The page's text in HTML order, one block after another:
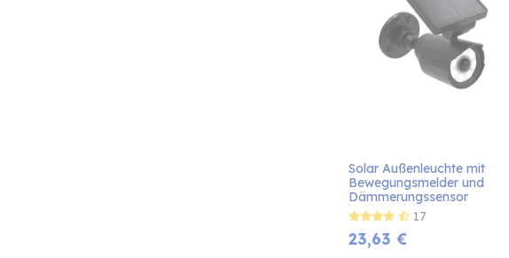
Solar Außenleuchte mit
Bewegungsmelder und
Dämmerungssensor
17
23,63 €